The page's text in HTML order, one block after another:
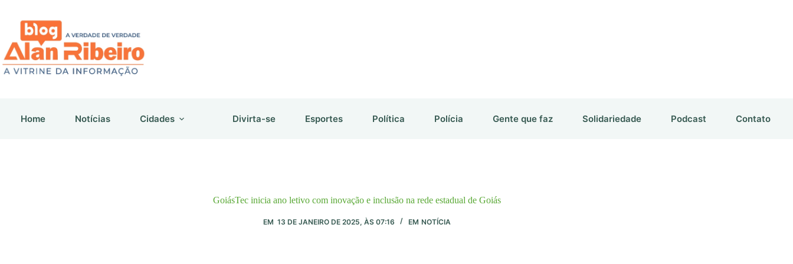
conteúdo
Home Notícias Cidades Divirta-se Esportes Política Polícia Gente que faz Solidariedade Podcast Contato
GoiásTec inicia ano letivo com inovação e inclusão na rede estadual de Goiás
EM 13 DE JANEIRO DE 2025, ÀS 07:16 EM NOTÍCIA